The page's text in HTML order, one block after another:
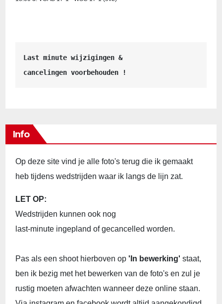
Last minute wijzigingen &
cancelingen voorbehouden !
Info
Op deze site vind je alle foto's terug die ik gemaakt
heb tijdens wedstrijden waar ik langs de lijn zat.
LET OP:
Wedstrijden kunnen ook nog
last-minute ingepland of gecancelled worden.
Pas als een shoot hierboven op 'In bewerking' staat,
ben ik bezig met het bewerken van de foto's en zul je
rustig moeten afwachten wanneer deze online staan.